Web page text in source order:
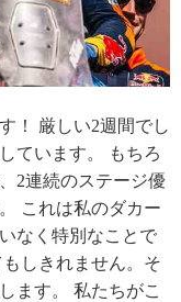
！ 厳しい2週間でし
ています。 もちろ
2連続のステージ優
これは私のダカー
なく特別なことで
しきれません。そ
ます。 私たちがこ